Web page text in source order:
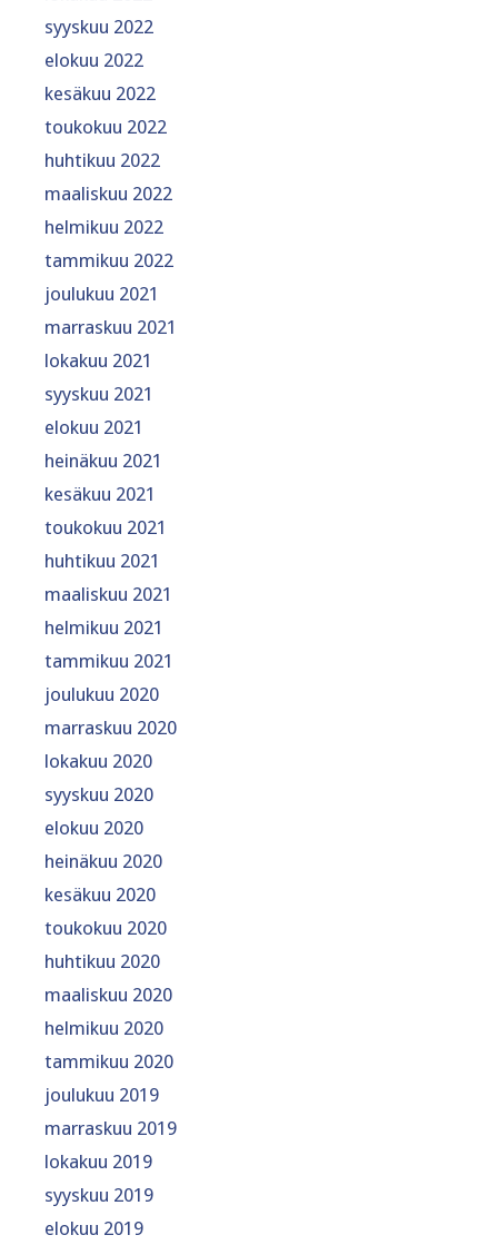
syyskuu 2022
elokuu 2022
kesäkuu 2022
toukokuu 2022
huhtikuu 2022
maaliskuu 2022
helmikuu 2022
tammikuu 2022
joulukuu 2021
marraskuu 2021
lokakuu 2021
syyskuu 2021
elokuu 2021
heinäkuu 2021
kesäkuu 2021
toukokuu 2021
huhtikuu 2021
maaliskuu 2021
helmikuu 2021
tammikuu 2021
joulukuu 2020
marraskuu 2020
lokakuu 2020
syyskuu 2020
elokuu 2020
heinäkuu 2020
kesäkuu 2020
toukokuu 2020
huhtikuu 2020
maaliskuu 2020
helmikuu 2020
tammikuu 2020
joulukuu 2019
marraskuu 2019
lokakuu 2019
syyskuu 2019
elokuu 2019